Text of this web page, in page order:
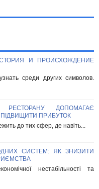
И ПРОИСХОЖДЕНИЕ
среди других символов.
РЕСТОРАНУ ДОПОМАГАЄ
ПРИБУТОК
до тих сфер, де навіть...
СИСТЕМ: ЯК ЗНИЗИТИ
нестабільності та